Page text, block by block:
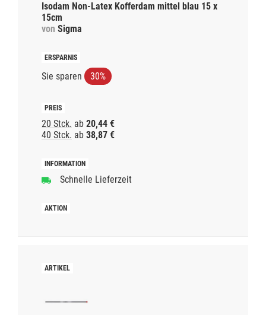
Isodam Non-Latex Kofferdam mittel blau 15 x
15cm
von Sigma
Sie sparen 30%
20 Stck. ab 20,44 €
40 Stck. ab 38,87 €
Schnelle Lieferzeit